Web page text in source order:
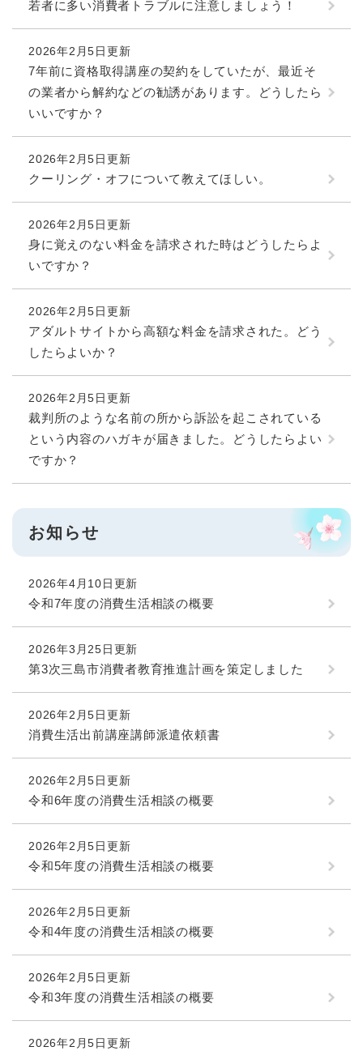
若者に多い消費者トラブルに注意しましょう！
2026年2月5日更新
7年前に資格取得講座の契約をしていたが、最近そ
の業者から解約などの勧誘があります。どうしたら
いいですか？
2026年2月5日更新
クーリング・オフについて教えてほしい。
2026年2月5日更新
身に覚えのない料金を請求された時はどうしたらよ
いですか？
2026年2月5日更新
アダルトサイトから高額な料金を請求された。どう
したらよいか？
2026年2月5日更新
裁判所のような名前の所から訴訟を起こされている
という内容のハガキが届きました。どうしたらよい
ですか？
お知らせ
2026年4月10日更新
令和7年度の消費生活相談の概要
2026年3月25日更新
第3次三島市消費者教育推進計画を策定しました
2026年2月5日更新
消費生活出前講座講師派遣依頼書
2026年2月5日更新
令和6年度の消費生活相談の概要
2026年2月5日更新
令和5年度の消費生活相談の概要
2026年2月5日更新
令和4年度の消費生活相談の概要
2026年2月5日更新
令和3年度の消費生活相談の概要
2026年2月5日更新